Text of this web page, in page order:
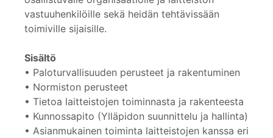
vastuuhenkilöille sekä heidän tehtävissään
toimiville sijaisille.
Sisältö
• Paloturvallisuuden perusteet ja rakentuminen
• Normiston perusteet
• Tietoa laitteistojen toiminnasta ja rakenteesta
• Kunnossapito (Ylläpidon suunnittelu ja hallinta)
• Asianmukainen toiminta laitteistojen kanssa eri